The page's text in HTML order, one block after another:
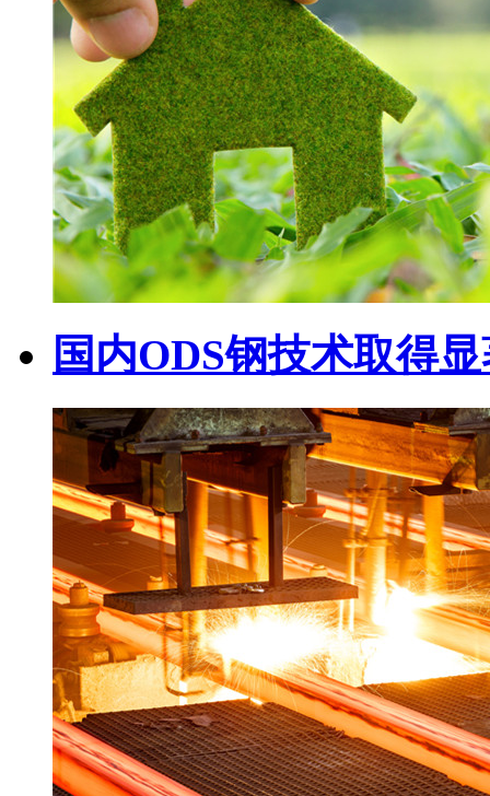
国内ODS钢技术取得